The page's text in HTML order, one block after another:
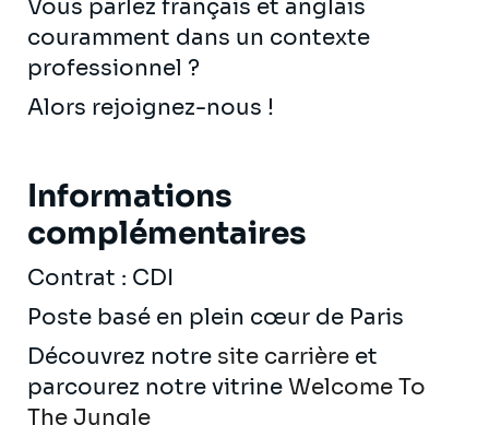
Vous parlez français et anglais
couramment dans un contexte
professionnel ?
Alors rejoignez-nous !
Informations
complémentaires
Contrat : CDI
Poste basé en plein cœur de Paris
Découvrez notre site carrière et
parcourez notre vitrine Welcome To
The Jungle